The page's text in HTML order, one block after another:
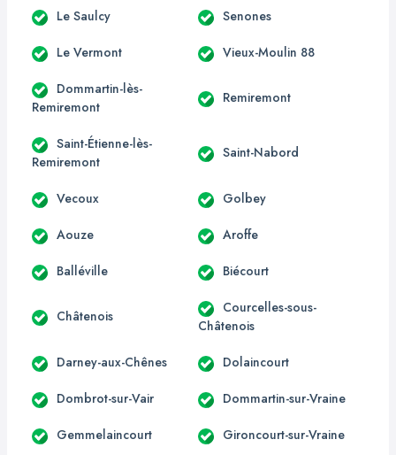
Le Saulcy Senones
Le Vermont Vieux-Moulin 88
Dommartin-lès-
Remiremont
Remiremont
Saint-Étienne-lès-
Remiremont
Saint-Nabord
Vecoux Golbey
Aouze Aroffe
Balléville Biécourt
Châtenois
Courcelles-sous-
Châtenois
Darney-aux-Chênes Dolaincourt
Dombrot-sur-Vair Dommartin-sur-Vraine
Gemmelaincourt Gironcourt-sur-Vraine